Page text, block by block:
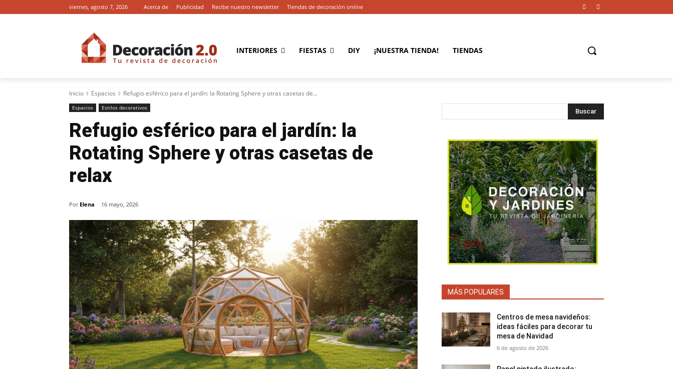
viernes, agosto 7, 2026 Acerca de Publicidad Recibe nuestro newsletter Tiendas de decoración online
INTERIORES FIESTAS DIY ¡NUESTRA TIENDA! TIENDAS
Inicio Espacios Refugio esférico para el jardín: la Rotating Sphere y otras casetas de...
Espacios Estilos decorativos
Refugio esférico para el jardín: la
Rotating Sphere y otras casetas de
relax
Por Elena 16 mayo, 2026
Buscar
MÁS POPULARES
Centros de mesa navideños:
ideas fáciles para decorar tu
mesa de Navidad
6 de agosto de 2026